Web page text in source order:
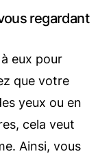
regardant
eux pour
que votre
yeux ou en
cela veut
Ainsi, vous